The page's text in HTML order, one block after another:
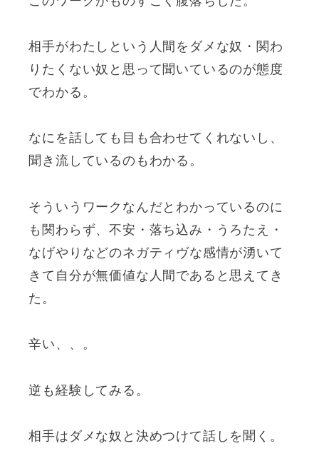
相手がわたしという人間をダメな奴・関わ
りたくない奴と思って聞いているのが態度
でわかる。
なにを話しても目も合わせてくれないし、
聞き流しているのもわかる。
そういうワークなんだとわかっているのに
も関わらず、不安・落ち込み・うろたえ・
なげやりなどのネガティヴな感情が湧いて
きて自分が無価値な人間であると思えてき
た。
辛い、、。
逆も経験してみる。
相手はダメな奴と決めつけて話しを聞く。